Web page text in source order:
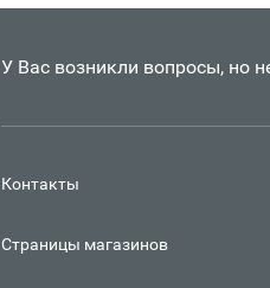
У Вас возникли вопросы, но
Контакты
Страницы магазинов